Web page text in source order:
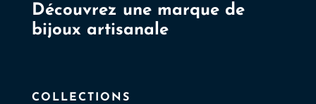
Découvrez une marque de
bijoux artisanale
COLLECTIONS